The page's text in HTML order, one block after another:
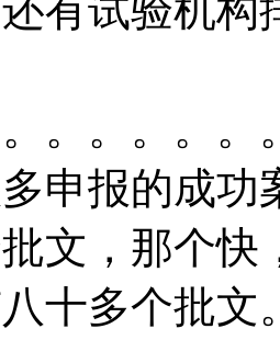
有试验机构
。。。。
申报的成功
文，那个
十多个批文